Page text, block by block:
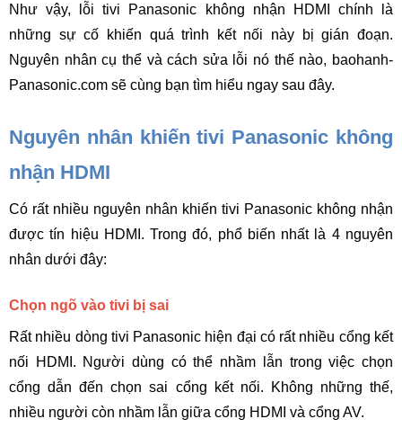
Như vậy, lỗi tivi Panasonic không nhận HDMI chính là
những sự cố khiến quá trình kết nối này bị gián đoạn.
Nguyên nhân cụ thể và cách sửa lỗi nó thế nào, baohanh-
Panasonic.com sẽ cùng bạn tìm hiểu ngay sau đây.
Nguyên nhân khiến tivi Panasonic không
nhận HDMI
Có rất nhiều nguyên nhân khiến tivi Panasonic không nhận
được tín hiệu HDMI. Trong đó, phổ biến nhất là 4 nguyên
nhân dưới đây:
Chọn ngõ vào tivi bị sai
Rất nhiều dòng tivi Panasonic hiện đại có rất nhiều cổng kết
nối HDMI. Người dùng có thể nhầm lẫn trong việc chọn
cổng dẫn đến chọn sai cổng kết nối. Không những thế,
nhiều người còn nhầm lẫn giữa cổng HDMI và cổng AV.